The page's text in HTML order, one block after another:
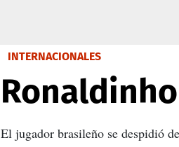
INTERNACIONALES
El jugador brasileño se despidió